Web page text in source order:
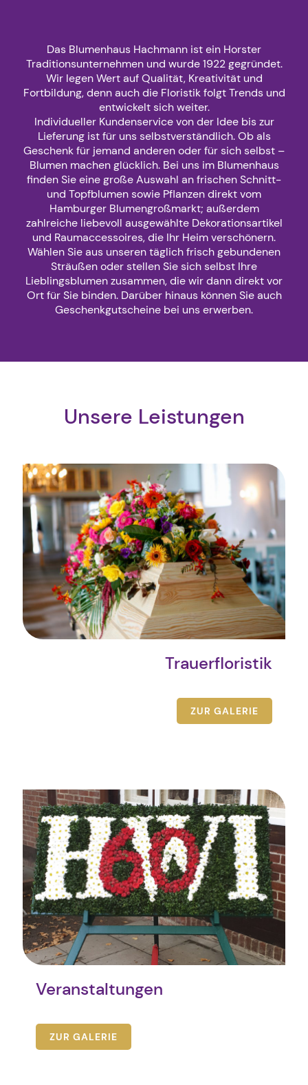
Das Blumenhaus Hachmann ist ein Horster
Traditionsunternehmen und wurde 1922 gegründet.
Wir legen Wert auf Qualität, Kreativität und
Fortbildung, denn auch die Floristik folgt Trends und
entwickelt sich weiter.
Individueller Kundenservice von der Idee bis zur
Lieferung ist für uns selbstverständlich. Ob als
Geschenk für jemand anderen oder für sich selbst –
Blumen machen glücklich. Bei uns im Blumenhaus
finden Sie eine große Auswahl an frischen Schnitt-
und Topfblumen sowie Pflanzen direkt vom
Hamburger Blumengroßmarkt; außerdem
zahlreiche liebevoll ausgewählte Dekorationsartikel
und Raumaccessoires, die Ihr Heim verschönern.
Wählen Sie aus unseren täglich frisch gebundenen
Sträußen oder stellen Sie sich selbst Ihre
Lieblingsblumen zusammen, die wir dann direkt vor
Ort für Sie binden. Darüber hinaus können Sie auch
Geschenkgutscheine bei uns erwerben.
Unsere Leistungen
Trauerfloristik
ZUR GALERIE
Veranstaltungen
ZUR GALERIE